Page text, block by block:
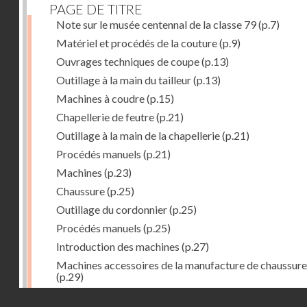
PAGE DE TITRE
Note sur le musée centennal de la classe 79(p.7)
Matériel et procédés de la couture(p.9)
Ouvrages techniques de coupe(p.13)
Outillage à la main du tailleur(p.13)
Machines à coudre(p.15)
Chapellerie de feutre(p.21)
Outillage à la main de la chapellerie(p.21)
Procédés manuels (p.21)
Machines (p.23)
Chaussure(p.25)
Outillage du cordonnier(p.25)
Procédés manuels (p.25)
Introduction des machines (p.27)
Machines accessoires de la manufacture de
(p.29)